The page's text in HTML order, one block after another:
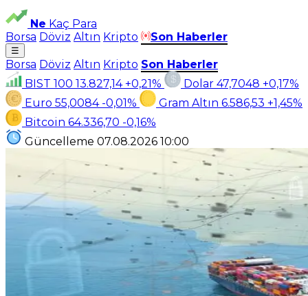
Ne Kaç Para
Borsa Döviz Altın Kripto Son Haberler
☰
Borsa Döviz Altın Kripto Son Haberler
BIST 100 13.827,14 +0,21% Dolar 47,7048 +0,17%
Euro 55,0084 -0,01% Gram Altın 6.586,53 +1,45%
Bitcoin 64.336,70 -0,16%
Güncelleme 07.08.2026 10:00